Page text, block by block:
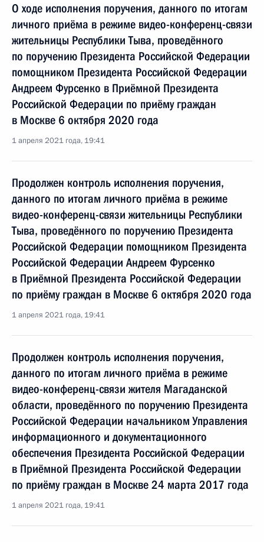
О ходе исполнения поручения, данного по итогам
личного приёма в режиме видео-конференц-связи
жительницы Республики Тыва, проведённого
по поручению Президента Российской Федерации
помощником Президента Российской Федерации
Андреем Фурсенко в Приёмной Президента
Российской Федерации по приёму граждан
в Москве 6 октября 2020 года
1 апреля 2021 года, 19:41
Продолжен контроль исполнения поручения,
данного по итогам личного приёма в режиме
видео-конференц-связи жительницы Республики
Тыва, проведённого по поручению Президента
Российской Федерации помощником Президента
Российской Федерации Андреем Фурсенко
в Приёмной Президента Российской Федерации
по приёму граждан в Москве 6 октября 2020 года
1 апреля 2021 года, 19:41
Продолжен контроль исполнения поручения,
данного по итогам личного приёма в режиме
видео-конференц-связи жителя Магаданской
области, проведённого по поручению Президента
Российской Федерации начальником Управления
информационного и документационного
обеспечения Президента Российской Федерации
в Приёмной Президента Российской Федерации
по приёму граждан в Москве 24 марта 2017 года
1 апреля 2021 года, 19:41